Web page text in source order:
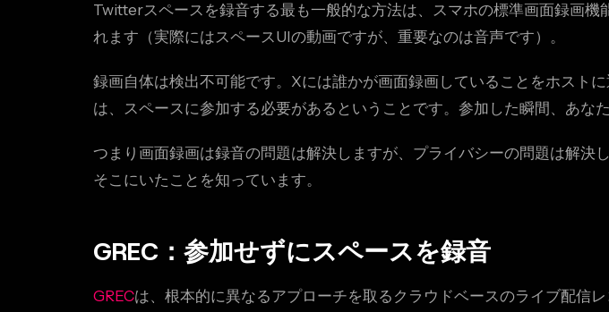
Twitterスペースを録音する最も一般的な方法は、スマホの標準画面録画
れます（実際にはスペースUIの動画ですが、重要なのは音声です）。
録画自体は検出不可能です。Xには誰かが画面録画していることをホスト
は、スペースに参加する必要があるということです。参加した瞬間、あな
つまり画面録画は録音の問題は解決しますが、プライバシーの問題は解
そこにいたことを知っています。
GREC：参加せずにスペースを録音
GRECは、根本的に異なるアプローチを取るクラウドベースのライブ配信